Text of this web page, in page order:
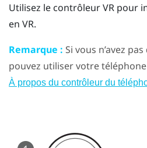
Utilisez le contrôleur VR pour
en VR.
Remarque : Si vous n’avez
pouvez utiliser votre
À propos du contrôleur du